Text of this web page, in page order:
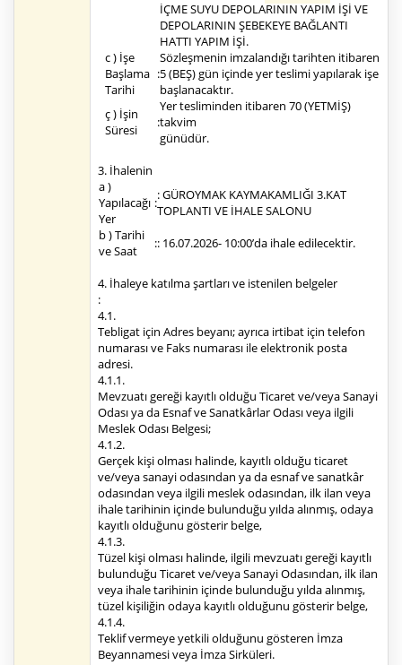
İÇME SUYU DEPOLARININ YAPIM İŞİ VE
DEPOLARININ ŞEBEKEYE BAĞLANTI
HATTI YAPIM İŞİ.
c ) İşe
Başlama
Tarihi
:
Sözleşmenin imzalandığı tarihten itibaren
5 (BEŞ) gün içinde yer teslimi yapılarak işe
başlanacaktır.
ç ) İşin
Süresi
:
Yer tesliminden itibaren 70 (YETMİŞ)
takvim
günüdür.
3. İhalenin
a )
Yapılacağı
Yer
:: GÜROYMAK KAYMAKAMLIĞI 3.KAT
TOPLANTI VE İHALE SALONU
b ) Tarihi
ve Saat
:: 16.07.2026- 10:00’da ihale edilecektir.
4. İhaleye katılma şartları ve istenilen belgeler
:
4.1.
Tebligat için Adres beyanı; ayrıca irtibat için telefon
numarası ve Faks numarası ile elektronik posta
adresi.
4.1.1.
Mevzuatı gereği kayıtlı olduğu Ticaret ve/veya Sanayi
Odası ya da Esnaf ve Sanatkârlar Odası veya ilgili
Meslek Odası Belgesi;
4.1.2.
Gerçek kişi olması halinde, kayıtlı olduğu ticaret
ve/veya sanayi odasından ya da esnaf ve sanatkâr
odasından veya ilgili meslek odasından, ilk ilan veya
ihale tarihinin içinde bulunduğu yılda alınmış, odaya
kayıtlı olduğunu gösterir belge,
4.1.3.
Tüzel kişi olması halinde, ilgili mevzuatı gereği kayıtlı
bulunduğu Ticaret ve/veya Sanayi Odasından, ilk ilan
veya ihale tarihinin içinde bulunduğu yılda alınmış,
tüzel kişiliğin odaya kayıtlı olduğunu gösterir belge,
4.1.4.
Teklif vermeye yetkili olduğunu gösteren İmza
Beyannamesi veya İmza Sirküleri.